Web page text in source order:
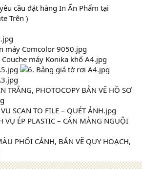
cầu đặt hàng In Ấn Phẩm tại
Trên )